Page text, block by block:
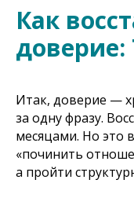
Как
доверие:
Итак, доверие —
за одну фразу.
месяцами. Но это
«починить
а пройти